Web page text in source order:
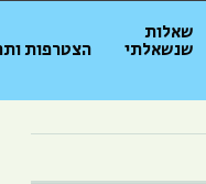
שאלות
שנשאלתי הצטרפות